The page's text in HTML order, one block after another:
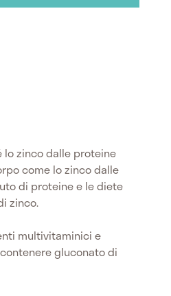
zinco dalle proteine
come lo zinco dalle
di proteine ​​e le diete
zinco.
multivitaminici e
gluconato di